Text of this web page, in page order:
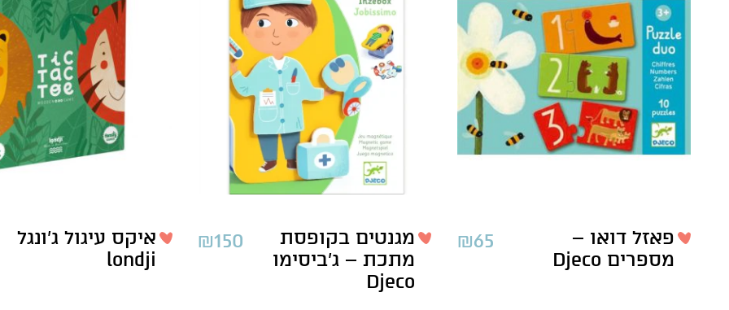
פאזל דואו –
מספרים Djeco
₪65
מגנטים בקופסת
מתכת – ג’ביסימו
Djeco
₪150
איקס עיגול ג’ונגל
londji